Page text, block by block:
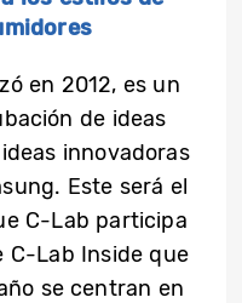
en 2012, es un
de ideas
innovadoras
Este será el
C-Lab participa
C-Lab Inside que
se centran en